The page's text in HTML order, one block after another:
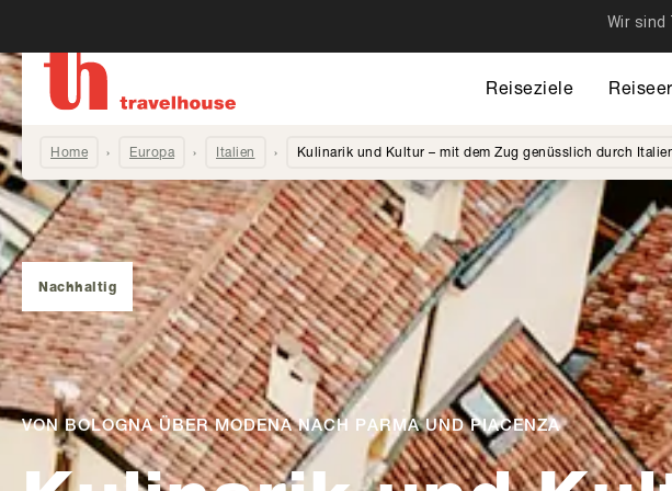
Reiseziele
Home Europa Italien Kulinarik und Kultur – mit dem Zug genüsslich durch
VON BOLOGNA ÜBER MODENA NACH PARMA UND PIACENZA
Nachhaltig